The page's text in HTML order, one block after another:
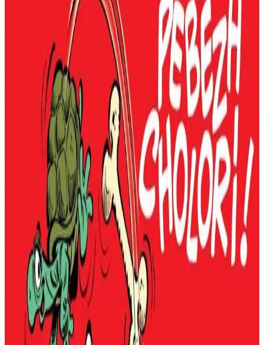
Piv n'anavez ket Boule, ar paotrig rous e vlev, Bill e gocker farsus,
Pouf, kañfard e gasketenn ha Caroline, ar vaot ?
Holl-vrudet eo bannoù-treset Roba : troet int bet e 15 yezh bennak...
hag e brezhoneg ! Deuet eo an tudennoù da vezañ Boulig, Billig,
Poufig ha Katell.
Gant Arnaud Elégoët ha strollad an ti-embann Bannoù-heol, krouet
e 1999, eo bet kaset al labour da benn. Souezhet e oa bet ar
c'helenner sonerezh yaouank eus kostez Landivizio, ar wezh kentañ,
pa oa bet roet e asant dezhañ gant an ti-embann Dargaud : ne grede
ket e vije bet ken aes.
War-lerc'h Sell 'ta ! Alo Billig ? hag Ar pevar amzer, setu bremañ Na
pebezh cholori !, ar pevare albom lakaet e brezhoneg, diwar an 29 a
gaver en dastumad krouet e 1959 gant Roba (aet war e leve ha
kemeret e lerc'h gant Verron bremañ).
Hag ouzhpenn-se ez eus bet graet un taol kaer gant ar strollad, evel
evit an albom diwezhañ : embann anezhañ e brezhoneg er memes
mare hag an hini orin e galleg. Nag ur blijadur evit ar
vrezhonegerien gwelet o yezh lakaet par d'ar re all !
Arabat deoc'h krediñ avat eo bet aes al labour treiñ ! Start o deus
labouret Arnaud, e vreur Padrig ha Maurice Hamon e-pad an hañv
ha goulennet o deus digant Ofis ar Brezhoneg peurreizhañ o labour.
En istor er bajenn 37 ne gomprener ket gwall vat hag e Breizh pe e
Bro-Skos emañ an tiegezh, pa weler ar c'harr-tan o chom war an tu
dehou. Met estreget se int deuet a-benn da ginnig deomp ul levr
plijus da lenn, skrivet sklaer, aes a-walc'h ha pinvidik koulskoude ar
brezhoneg ennañ. Ra gendalc'hit da embann bannoù-treset ken
farsus !